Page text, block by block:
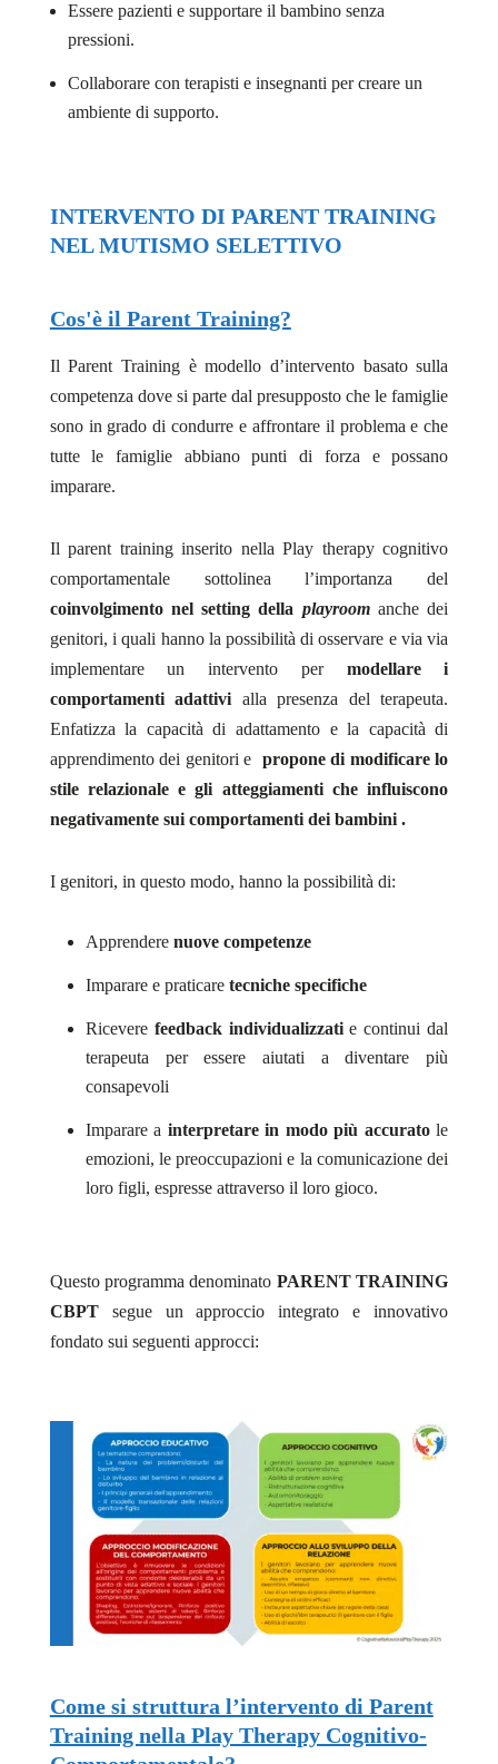
Essere pazienti e supportare il bambino senza
pressioni.
Collaborare con terapisti e insegnanti per creare un
ambiente di supporto.
INTERVENTO DI PARENT TRAINING
NEL MUTISMO SELETTIVO
Cos'è il Parent Training?
Il Parent Training è modello d’intervento basato sulla
competenza dove si parte dal presupposto che le famiglie
sono in grado di condurre e affrontare il problema e che
tutte le famiglie abbiano punti di forza e possano
imparare.
Il parent training inserito nella Play therapy cognitivo
comportamentale sottolinea l’importanza del
coinvolgimento nel setting della playroomanche dei
genitori, i quali hanno la possibilità di osservare e via via
implementare un intervento per modellare i
comportamenti adattivi alla presenza del terapeuta.
Enfatizza la capacità di adattamento e la capacità di
apprendimento dei genitori e propone di modificare lo
stile relazionale e gli atteggiamenti che influiscono
negativamente sui comportamenti dei bambini.
I genitori, in questo modo, hanno la possibilità di:
Apprendere nuove competenze
Imparare e praticare tecniche specifiche
Ricevere feedback individualizzatie continui dal
terapeuta per essere aiutati a diventare più
consapevoli
Imparare a interpretare in modo più accuratole
emozioni, le preoccupazioni e la comunicazione dei
loro figli, espresse attraverso il loro gioco.
Questo programma denominato PARENT TRAINING
CBPTsegue un approccio integrato e innovativo
fondato sui seguenti approcci:
Come si struttura l’intervento di Parent
Training nella Play Therapy Cognitivo-